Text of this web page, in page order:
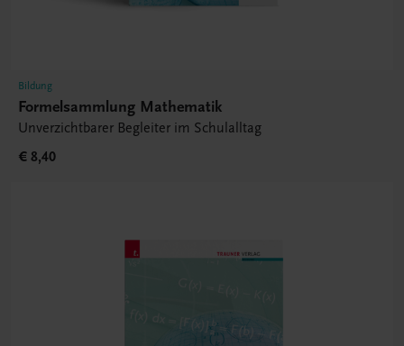
Bildung
Formelsammlung Mathematik
Unverzichtbarer Begleiter im Schulalltag
€ 8,40